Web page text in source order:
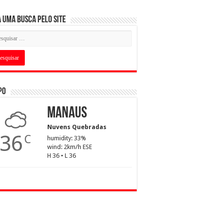
uma busca pelo Site
36 C
Manaus
Nuvens Quebradas
humidity: 33%
wind: 2km/h ESE
H 36 • L 36